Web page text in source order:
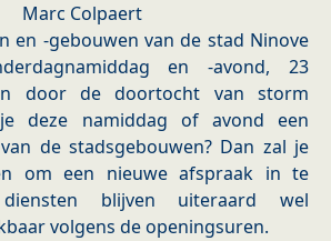
Marc Colpaert
en -gebouwen van de stad Ninove
en -avond, 23
door de doortocht van storm
deze namiddag of avond een
de stadsgebouwen? Dan zal je
om een nieuwe afspraak in te
blijven uiteraard wel
volgens de openingsuren.